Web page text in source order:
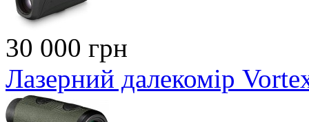
30 000 грн
Лазерний далекомір